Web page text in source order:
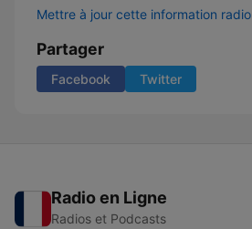
Mettre à jour cette information radio
Partager
Facebook Twitter
Radio en Ligne
Radios et Podcasts